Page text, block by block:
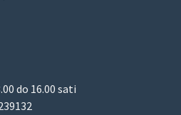
do 16.00 sati